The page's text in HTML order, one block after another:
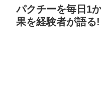
パクチーを毎日1
果を経験者が語る